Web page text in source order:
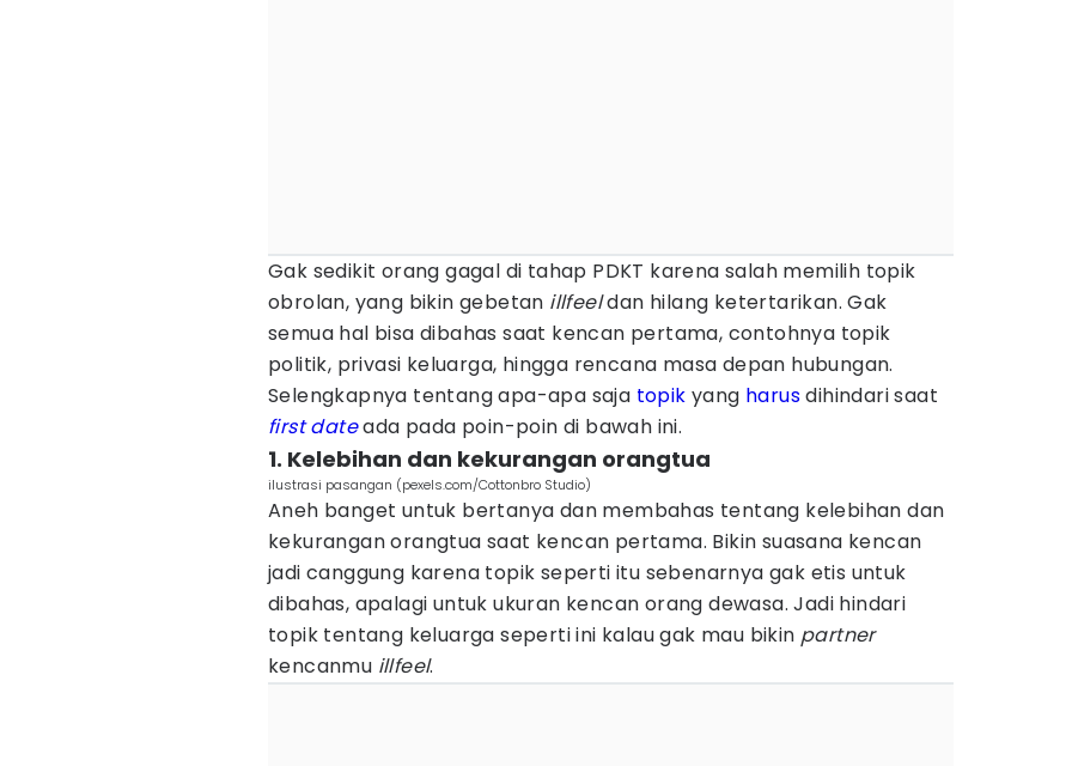
Gak sedikit orang gagal di tahap PDKT karena salah memilih topik
obrolan, yang bikin gebetan illfeeldan hilang ketertarikan. Gak
semua hal bisa dibahas saat kencan pertama, contohnya topik
politik, privasi keluarga, hingga rencana masa depan hubungan.
Selengkapnya tentang apa-apa saja topik yang harusdihindari saat
first dateada pada poin-poin di bawah ini.
1. Kelebihan dan kekurangan orangtua
ilustrasi pasangan (pexels.com/Cottonbro Studio)
Aneh banget untuk bertanya dan membahas tentang kelebihan dan
kekurangan orangtua saat kencan pertama. Bikin suasana kencan
jadi canggung karena topik seperti itu sebenarnya gak etis untuk
dibahas, apalagi untuk ukuran kencan orang dewasa. Jadi hindari
topik tentang keluarga seperti ini kalau gak mau bikin partner
kencanmu illfeel.